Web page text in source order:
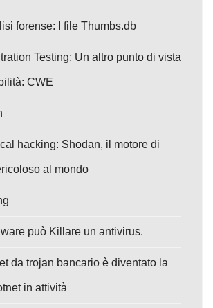
forense: I file Thumbs.db
Testing: Un altro punto di vista
CWE
hacking: Shodan, il motore di
al mondo
può Killare un antivirus.
da trojan bancario è diventato la
in attività